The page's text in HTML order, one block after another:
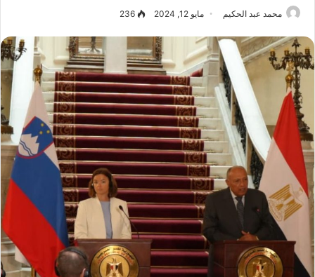
محمد عبد الحكيم مايو 12, 2024 236